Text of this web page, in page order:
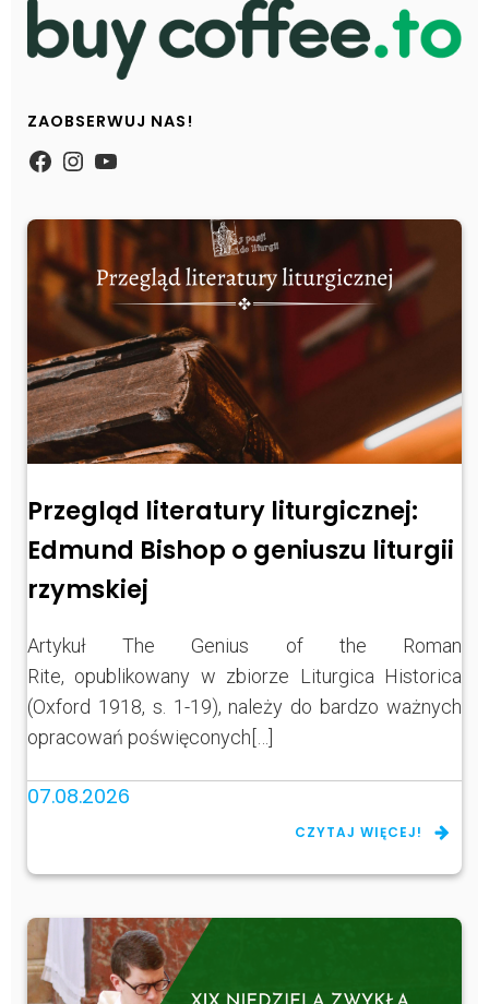
ZAOBSERWUJ NAS!
https://www.facebook.com/
Instagram
YouTube
Przegląd literatury liturgicznej:
Edmund Bishop o geniuszu liturgii
rzymskiej
Artykuł The Genius of the Roman
Rite, opublikowany w zbiorze Liturgica Historica
(Oxford 1918, s. 1-19), należy do bardzo ważnych
opracowań poświęconych[…]
07.08.2026
CZYTAJ WIĘCEJ!